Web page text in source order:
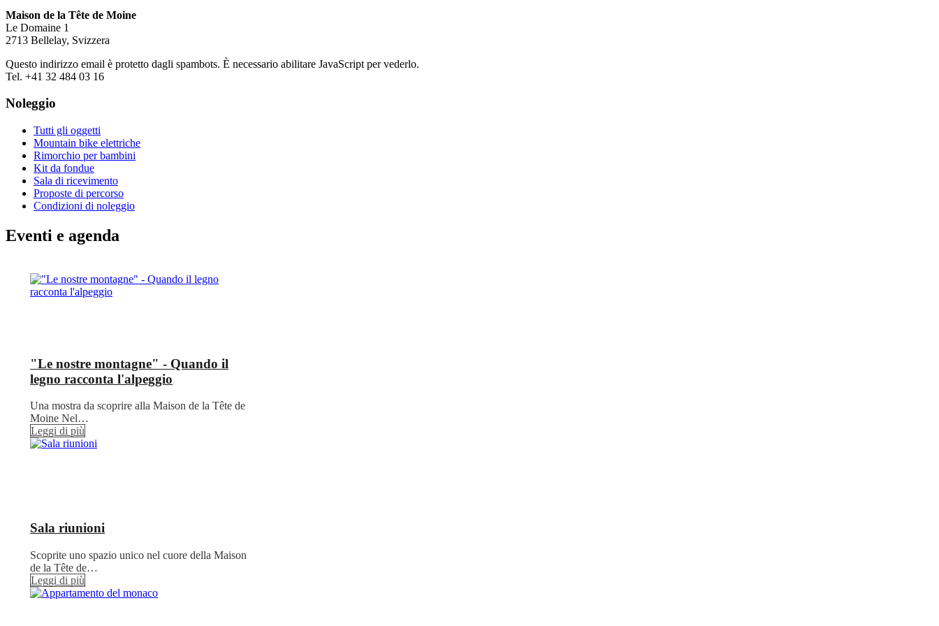
Maison de la Tête de Moine
Le Domaine 1
2713 Bellelay, Svizzera
Questo indirizzo email è protetto dagli spambots. È necessario abilitare JavaScript per vederlo.
Tel. +41 32 484 03 16
Noleggio
Tutti gli oggetti
Mountain bike elettriche
Rimorchio per bambini
Kit da fondue
Sala di ricevimento
Proposte di percorso
Condizioni di noleggio
Eventi e agenda
"Le nostre montagne" - Quando il
legno racconta l'alpeggio
Una mostra da scoprire alla Maison de la Tête de
Moine Nel…
Leggi di più
Sala riunioni
Scoprite uno spazio unico nel cuore della Maison
de la Tête de…
Leggi di più